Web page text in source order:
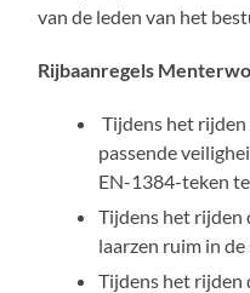
van de leden van het
Rijbaanregels
Tijdens het rijden
passende
EN-1384-teken te
Tijdens het rijden
laarzen ruim in
Tijdens het rijden